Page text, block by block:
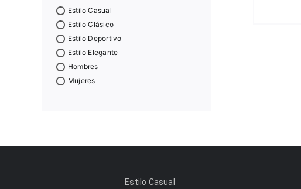
Estilo Casual
Estilo Clásico
Estilo Deportivo
Estilo Elegante
Hombres
Mujeres
Estilo Casual